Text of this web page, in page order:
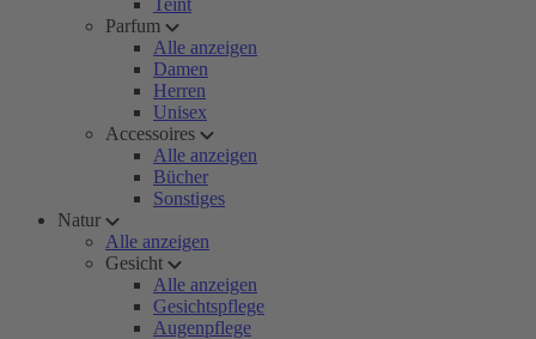
Teint
Parfum
Alle anzeigen
Damen
Herren
Unisex
Accessoires
Alle anzeigen
Bücher
Sonstiges
Natur
Alle anzeigen
Gesicht
Alle anzeigen
Gesichtspflege
Augenpflege